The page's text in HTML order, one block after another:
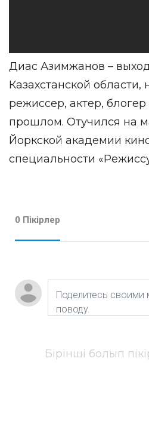
Диас Азимжанов –
Казахстанской
режиссер, актер,
прошлом. Отучился на
Йоркской академии
специальности
0 Пікірлер
Бірінші болып